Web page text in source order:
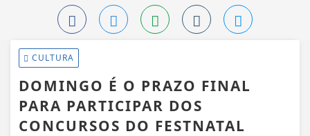
CULTURA
DOMINGO É O PRAZO FINAL
PARA PARTICIPAR DOS
CONCURSOS DO FESTNATAL